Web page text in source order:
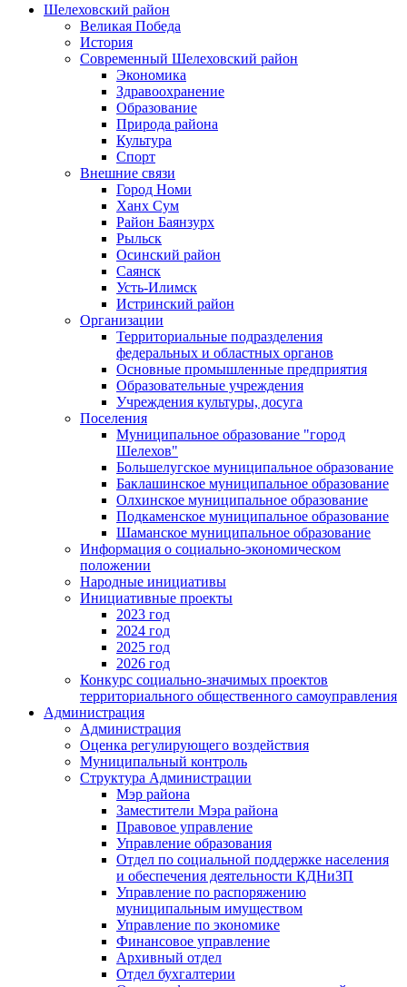
Шелеховский район
Великая Победа
История
Современный Шелеховский район
Экономика
Здравоохранение
Образование
Природа района
Культура
Спорт
Внешние связи
Город Номи
Ханх Сум
Район Баянзурх
Рыльск
Осинский район
Саянск
Усть-Илимск
Истринский район
Организации
Территориальные подразделения
федеральных и областных органов
Основные промышленные предприятия
Образовательные учреждения
Учреждения культуры, досуга
Поселения
Муниципальное образование "город
Шелехов"
Большелугское муниципальное образование
Баклашинское муниципальное образование
Олхинское муниципальное образование
Подкаменское муниципальное образование
Шаманское муниципальное образование
Информация о социально-экономическом
положении
Народные инициативы
Инициативные проекты
2023 год
2024 год
2025 год
2026 год
Конкурс социально-значимых проектов
территориального общественного самоуправления
Администрация
Администрация
Оценка регулирующего воздействия
Муниципальный контроль
Структура Администрации
Мэр района
Заместители Мэра района
Правовое управление
Управление образования
Отдел по социальной поддержке населения
и обеспечения деятельности КДНиЗП
Управление по распоряжению
муниципальным имуществом
Управление по экономике
Финансовое управление
Архивный отдел
Отдел бухгалтерии